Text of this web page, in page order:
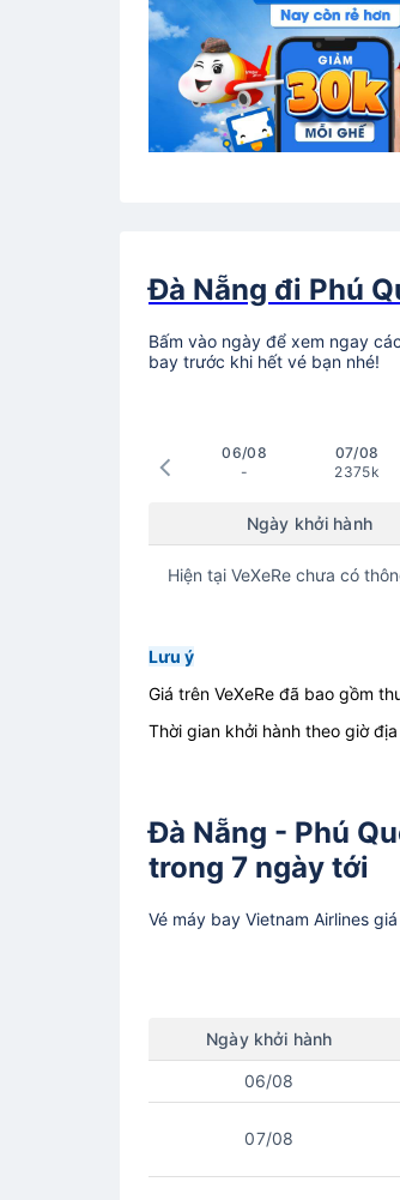
Đà Nẵng đi Phú
Bấm vào ngày để xem ngay
bay trước khi hết vé bạn nhé!
06/08
-
07/08
2375k
Ngày khởi hành
Hiện tại VeXeRe chưa có
Lưu ý
Giá trên VeXeRe đã bao gồm
Thời gian khởi hành theo giờ
Đà Nẵng - Phú
trong 7 ngày tới
Vé máy bay Vietnam Airlines
Ngày khởi hành
06/08
07/08